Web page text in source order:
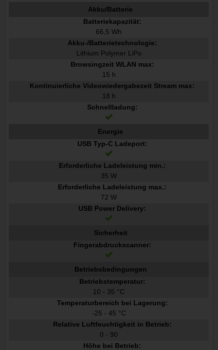
Akku/Batterie
Batteriekapazität:
66,5 Wh
Akku-/Batterietechnologie:
Lithium Polymer LiPo
Browsingzeit WLAN max:
15 h
Kontinuierliche Videowiedergabezeit Stream max:
18 h
Schnellladung:
Energie
USB Typ-C Ladeport:
Erforderliche Ladeleistung min.:
35 W
Erforderliche Ladeleistung max.:
72 W
USB Power Delivery:
Sicherheit
Fingerabdruckscanner:
Betriebsbedingungen
Betriebstemperatur:
10 - 35 °C
Temperaturbereich bei Lagerung:
-25 - 45 °C
Relative Luftfeuchtigkeit in Betrieb:
0 - 90
Höhe bei Betrieb: